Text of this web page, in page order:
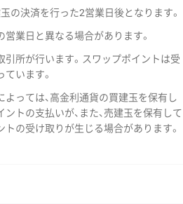
の決済を行った2営業日後となります。
業日と異なる場合があります。
引所が行います。スワップポイントは受
います。
っては、高金利通貨の買建玉を保有し
トの支払いが、また、売建玉を保有して
の受け取りが生じる場合があります。